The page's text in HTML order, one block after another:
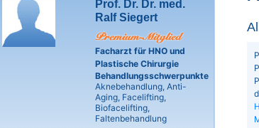
Prof. Dr. Dr. med.
Ralf Siegert
Facharzt für HNO und
Plastische Chirurgie
Behandlungsschwerpunkte
Aknebehandlung, Anti-
Aging, Facelifting,
Biofacelifting,
Faltenbehandlung